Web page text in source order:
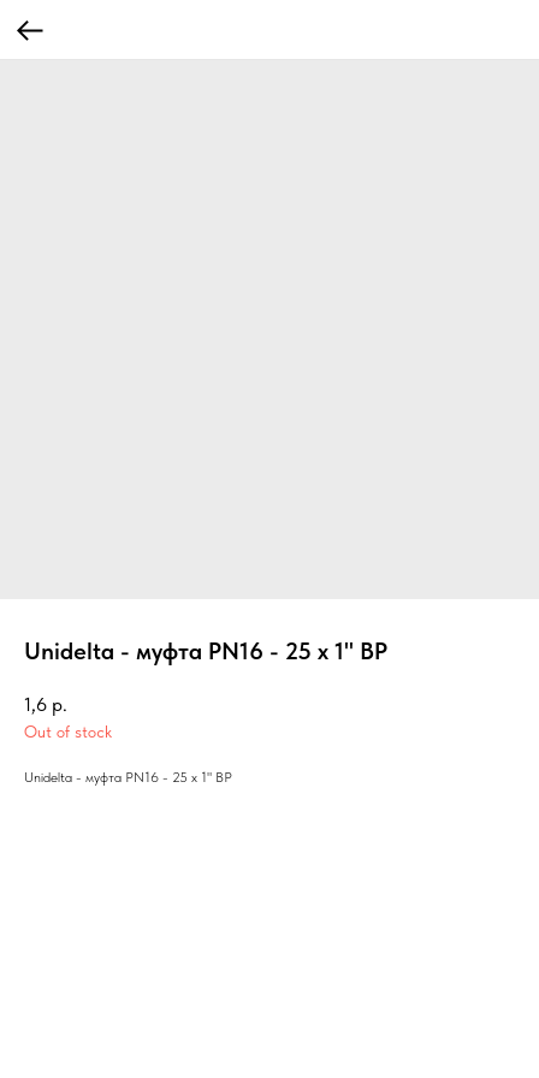
Unidelta - муфта PN16 - 25 х 1" ВР
1,6 р.
Out of stock
Unidelta - муфта PN16 - 25 х 1" ВР